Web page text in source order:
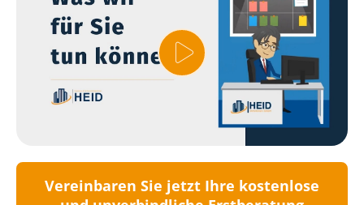
Vereinbaren Sie jetzt Ihre kostenlose